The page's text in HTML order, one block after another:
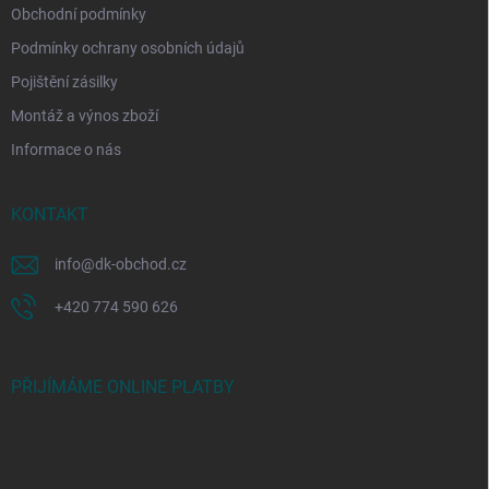
Obchodní podmínky
Podmínky ochrany osobních údajů
Pojištění zásilky
Montáž a výnos zboží
Informace o nás
KONTAKT
info@dk-obchod.cz
+420 774 590 626
PŘIJÍMÁME ONLINE PLATBY